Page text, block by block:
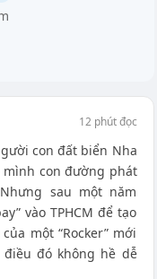
12 phút đọc
con đất biển Nha
mình con đường phát
sau một năm
vào TPHCM để tạo
một “Rocker” mới
đó không hề dễ